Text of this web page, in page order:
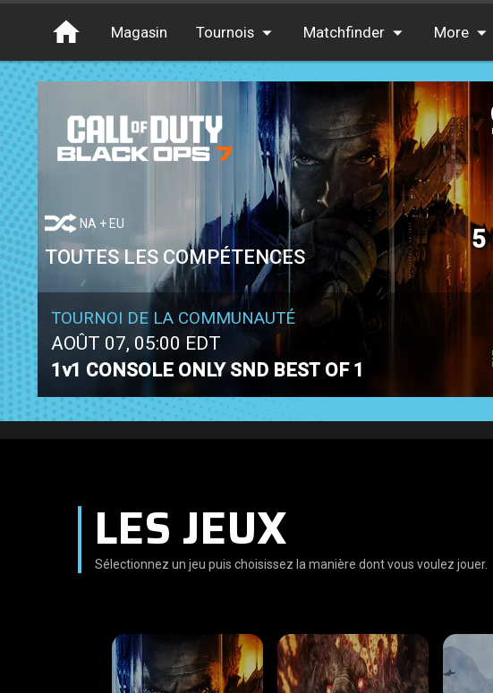
Magasin Tournois
Tournois
Free Entry
Elite
Throwbacks
Switcharoo
Matchfinder
Cash
XP
More
FAQ
NA + EU
TOUTES LES COMPÉTENCES
5
TOURNOI DE LA COMMUNAUTÉ
AOÛT 07, 05:00 EDT
1v1 CONSOLE ONLY SND BEST OF 1
LES JEUX
Sélectionnez un jeu puis choisissez la manière dont vous voulez jouer.